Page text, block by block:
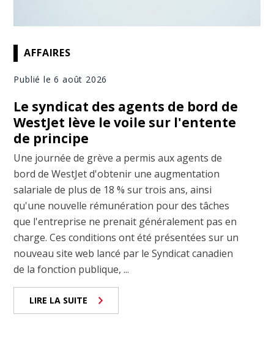
AFFAIRES
Publié le 6 août 2026
Le syndicat des agents de bord de
WestJet lève le voile sur l'entente
de principe
Une journée de grève a permis aux agents de
bord de WestJet d'obtenir une augmentation
salariale de plus de 18 % sur trois ans, ainsi
qu'une nouvelle rémunération pour des tâches
que l'entreprise ne prenait généralement pas en
charge. Ces conditions ont été présentées sur un
nouveau site web lancé par le Syndicat canadien
de la fonction publique, ...
LIRE LA SUITE